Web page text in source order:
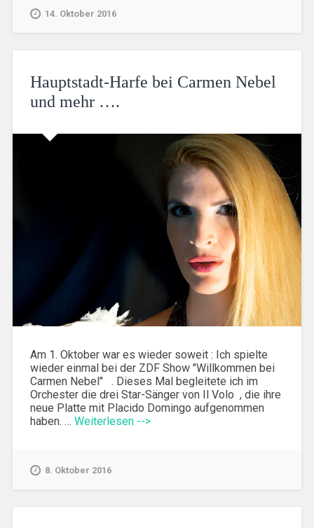
14. Oktober 2016
Hauptstadt-Harfe bei Carmen Nebel
und mehr ….
Am 1. Oktober war es wieder soweit : Ich spielte
wieder einmal bei der ZDF Show "Willkommen bei
Carmen Nebel" . Dieses Mal begleitete ich im
Orchester die drei Star-Sänger von Il Volo , die ihre
neue Platte mit Placido Domingo aufgenommen
haben. … Weiterlesen -->
8. Oktober 2016